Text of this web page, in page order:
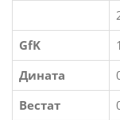
GfK
Дината
Вестат